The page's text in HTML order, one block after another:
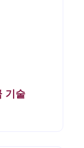
기술